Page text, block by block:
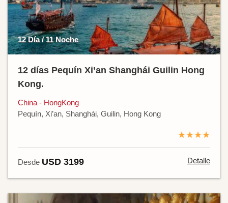
12 Día / 11 Noche
12 días Pequín Xi’an Shanghái Guilin Hong
Kong.
China - HongKong
Pequín, Xi’an, Shanghái, Guilin, Hong Kong
★★★★
Desde USD 3199 Detalle